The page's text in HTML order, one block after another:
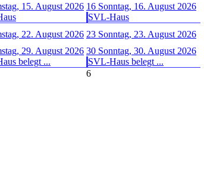
15. August 2026 16 Sonntag, 16. August 2026
SVL-Haus
22. August 2026 23 Sonntag, 23. August 2026
29. August 2026
belegt ...
30 Sonntag, 30. August 2026
SVL-Haus belegt ...
6